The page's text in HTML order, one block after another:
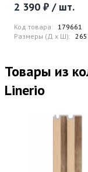
2 390 ₽ / шт.
Код товара: 179661
Размеры (Д x Ш):
Товары из
Linerio